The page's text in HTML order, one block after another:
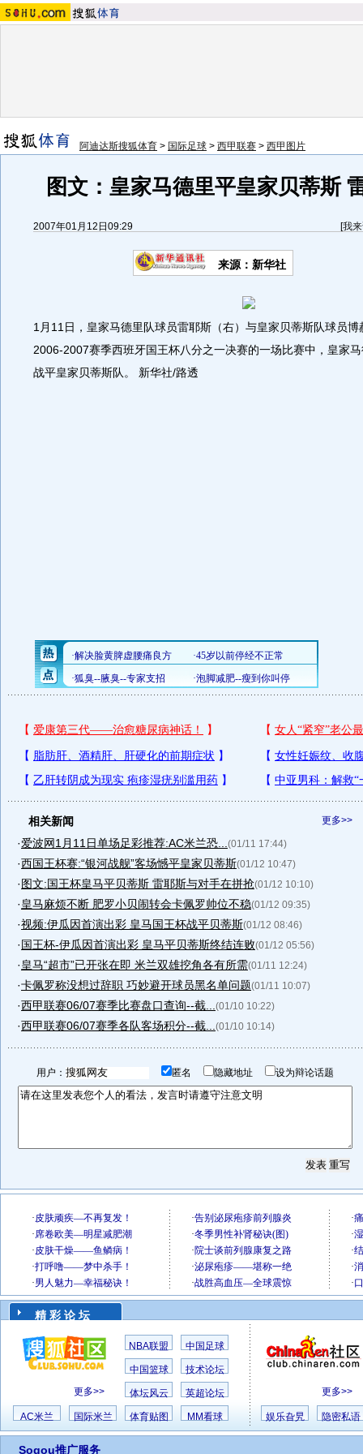
阿迪达斯搜狐体育 > 国际足球 > 西甲联赛 > 西甲图片
图文：皇家马德里平皇家贝蒂斯
2007年01月12日09:29 [我
来源：新华社
1月11日，皇家马德里队球员雷耶斯（右）与皇家贝蒂斯队球员
2006-2007赛季西班牙国王杯八分之一决赛的一场比赛中，皇家
战平皇家贝蒂斯队。 新华社/路透
更多>>
相关新闻
·爱波网1月11日单场足彩推荐:AC米兰恐... (01/11 17:44)
·西国王杯赛:“银河战舰”客场憾平皇家贝蒂斯(01/12 10:47)
·图文:国王杯皇马平贝蒂斯 雷耶斯与对手在拼抢(01/12 10:10)
·皇马麻烦不断 肥罗小贝闹转会卡佩罗帅位不稳(01/12 09:35)
·视频:伊瓜因首演出彩 皇马国王杯战平贝蒂斯(01/12 08:46)
·国王杯-伊瓜因首演出彩 皇马平贝蒂斯终结连败(01/12 05:56)
·皇马“超市”已开张在即 米兰双雄挖角各有所需(01/11 12:24)
·卡佩罗称没想过辞职 巧妙避开球员黑名单问题(01/11 10:07)
·西甲联赛06/07赛季比赛盘口查询--截... (01/10 10:22)
·西甲联赛06/07赛季各队客场积分--截... (01/10 10:14)
用户： 匿名 隐藏地址 设为辩论话题
精 彩 论 坛
更多>>
NBA联盟 中国足球
中国篮球 技术论坛
体坛风云 英超论坛
AC米兰 国际米兰 体育贴图 MM看球
更多>>
娱乐旮旯 隐密私语
Sogou推广服务